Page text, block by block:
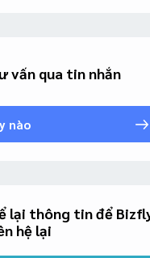
vấn qua tin nhắn
nào
lại thông tin để
hệ lại